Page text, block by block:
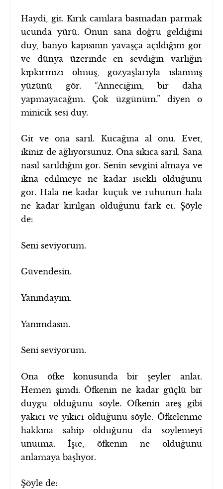
Haydi, git. Kırık camlara basmadan parmak
ucunda yürü. Onun sana doğru geldiğini
duy, banyo kapısının yavaşça açıldığını gör
ve dünya üzerinde en sevdiğin varlığın
kıpkırmızı olmuş, gözyaşlarıyla ıslanmış
yüzünü gör. “Anneciğim, bir daha
yapmayacağım. Çok üzgünüm.” diyen o
minicik sesi duy.
Git ve ona sarıl. Kucağına al onu. Evet,
ikiniz de ağlıyorsunuz. Ona sıkıca sarıl. Sana
nasıl sarıldığını gör. Senin sevgini almaya ve
ikna edilmeye ne kadar istekli olduğunu
gör. Hala ne kadar küçük ve ruhunun hala
ne kadar kırılgan olduğunu fark et. Şöyle
de:
Seni seviyorum.
Güvendesin.
Yanındayım.
Yanımdasın.
Seni seviyorum.
Ona öfke konusunda bir şeyler anlat.
Hemen şimdi. Öfkenin ne kadar güçlü bir
duygu olduğunu söyle. Öfkenin ateş gibi
yakıcı ve yıkıcı olduğunu söyle. Öfkelenme
hakkına sahip olduğunu da söylemeyi
unutma. İşte, öfkenin ne olduğunu
anlamaya başlıyor.
Şöyle de: